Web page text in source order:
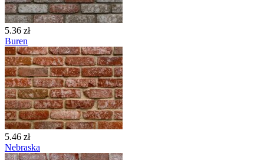
5.36 zł
Buren
5.46 zł
Nebraska